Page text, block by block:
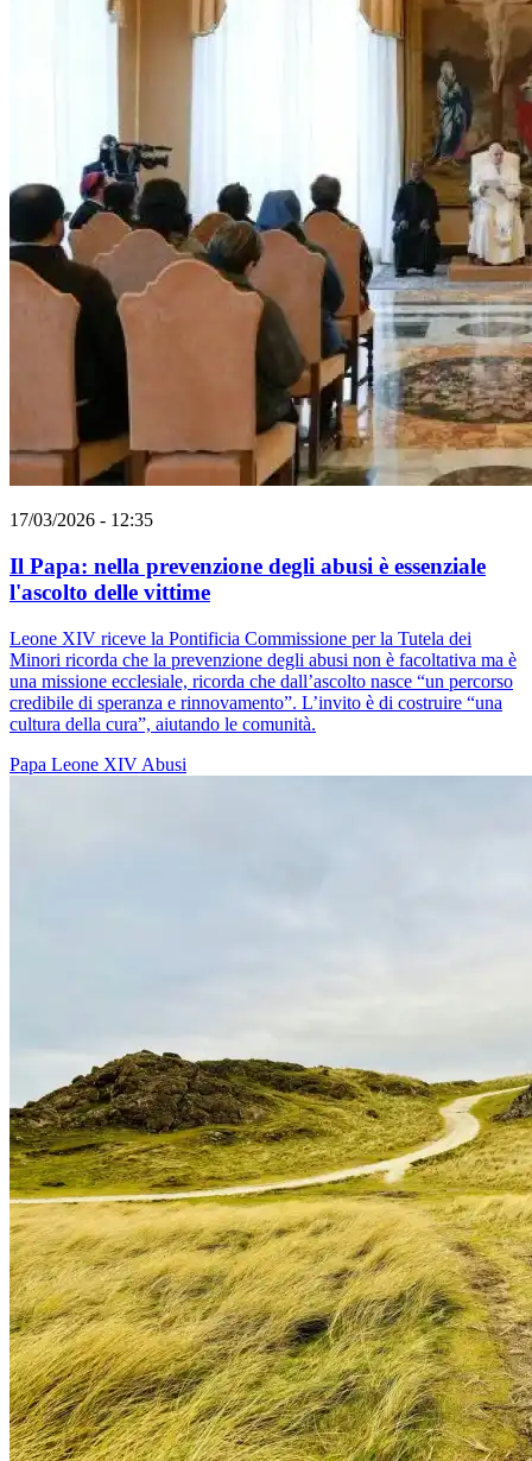
17/03/2026 - 12:35
Il Papa: nella prevenzione degli abusi è essenziale
l'ascolto delle vittime
Leone XIV riceve la Pontificia Commissione per la Tutela dei
Minori ricorda che la prevenzione degli abusi non è facoltativa ma è
una missione ecclesiale, ricorda che dall’ascolto nasce “un percorso
credibile di speranza e rinnovamento”. L’invito è di costruire “una
cultura della cura”, aiutando le comunità.
Papa Leone XIV Abusi